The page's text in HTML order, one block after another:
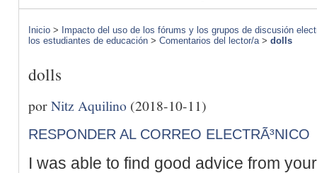
Inicio > Impacto del uso de los fórums y los grupos de discusión
los estudiantes de educación > Comentarios del lector/a> dolls
dolls
porNitz Aquilino (2018-10-11)
RESPONDER AL CORREO ELECTRÃ³NICO
I was able to find good advice from